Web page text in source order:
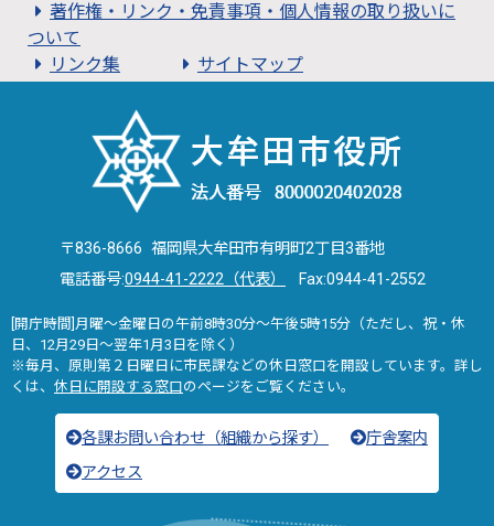
著作権・リンク・免責事項・個人情報の取り扱いに
ついて
リンク集
サイトマップ
〒836-8666 福岡県大牟田市有明町2丁目3番地
電話番号:0944-41-2222（代表） Fax:0944-41-2552
[開庁時間]月曜～金曜日の午前8時30分～午後5時15分（ただし、祝・休
日、12月29日～翌年1月3日を除く）
※毎月、原則第２日曜日に市民課などの休日窓口を開設しています。詳し
くは、 休日に開設する窓口のページをご覧ください。
各課お問い合わせ（組織から探す）
庁舎案内
アクセス